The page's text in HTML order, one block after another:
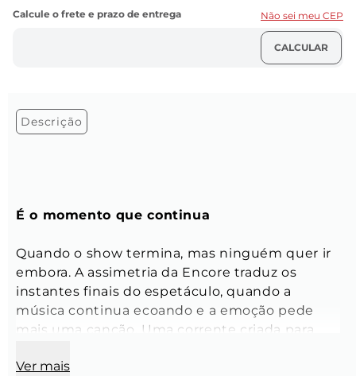
Não sei meu CEP
Descrição
É o momento que continua
Quando o show termina, mas ninguém quer ir
embora. A assimetria da Encore traduz os
instantes finais do espetáculo, quando a
música continua ecoando e a emoção pede
mais uma canção. Uma corrente criada para
Ver mais